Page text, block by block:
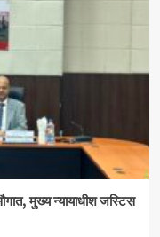
मुख्य न्यायाधीश जस्टिस